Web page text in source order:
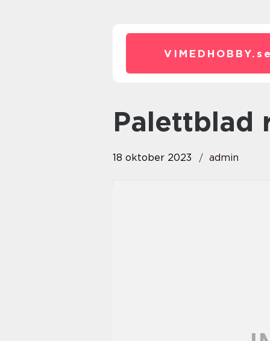
VIMEDHOBBY.
palettblad
18 oktober 2023 admin